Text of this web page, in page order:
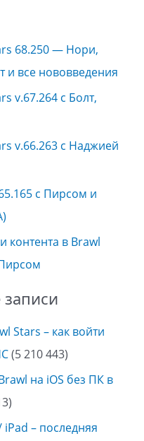
68.250 — Нори,
и все нововведения
v.67.264 с Болт,
v.66.263 с Наджией
с Пирсом и
контента в Brawl
Stars – как войти
(5 210 443)
на iOS без ПК в
iPad – последняя